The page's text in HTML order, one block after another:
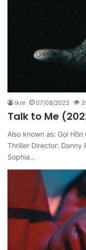
Ikre 07/08/2023
Talk to Me
Also known as: Gọi
Thriller Director: Danny
Sophia…